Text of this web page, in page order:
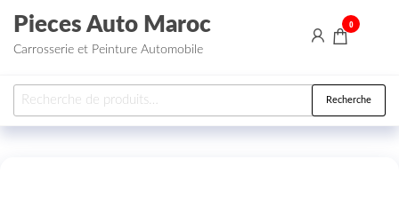
Aller au contenu
Pieces Auto Maroc
Carrosserie et Peinture Automobile
0
Recherche pour : Recherche